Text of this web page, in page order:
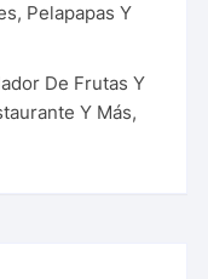
Pelapapas Y
De Frutas Y
Y Más,